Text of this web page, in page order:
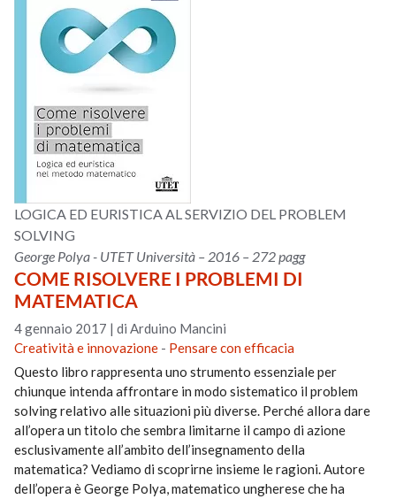
LOGICA ED EURISTICA AL SERVIZIO DEL PROBLEM
SOLVING
George Polya - UTET Università – 2016 – 272 pagg
COME RISOLVERE I PROBLEMI DI
MATEMATICA
4 gennaio 2017 |di Arduino Mancini
Creatività e innovazione - Pensare con efficacia
Questo libro rappresenta uno strumento essenziale per
chiunque intenda affrontare in modo sistematico il problem
solving relativo alle situazioni più diverse. Perché allora dare
all’opera un titolo che sembra limitarne il campo di azione
esclusivamente all’ambito dell’insegnamento della
matematica? Vediamo di scoprirne insieme le ragioni. Autore
dell’opera è George Polya, matematico ungherese che ha